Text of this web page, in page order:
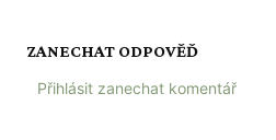
ZANECHAT ODPOVĚĎ
Přihlásit zanechat komentář